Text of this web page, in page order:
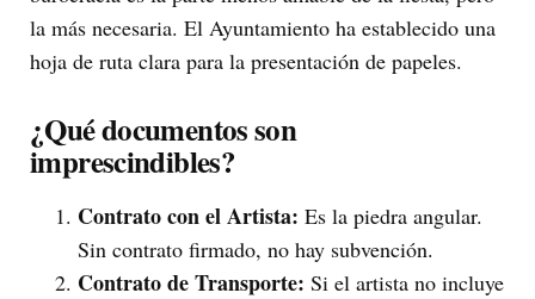
la más necesaria. El Ayuntamiento ha establecido una
hoja de ruta clara para la presentación de papeles.
¿Qué documentos son
imprescindibles?
Contrato con el Artista: Es la piedra angular.
Sin contrato firmado, no hay subvención.
Contrato de Transporte: Si el artista no incluye